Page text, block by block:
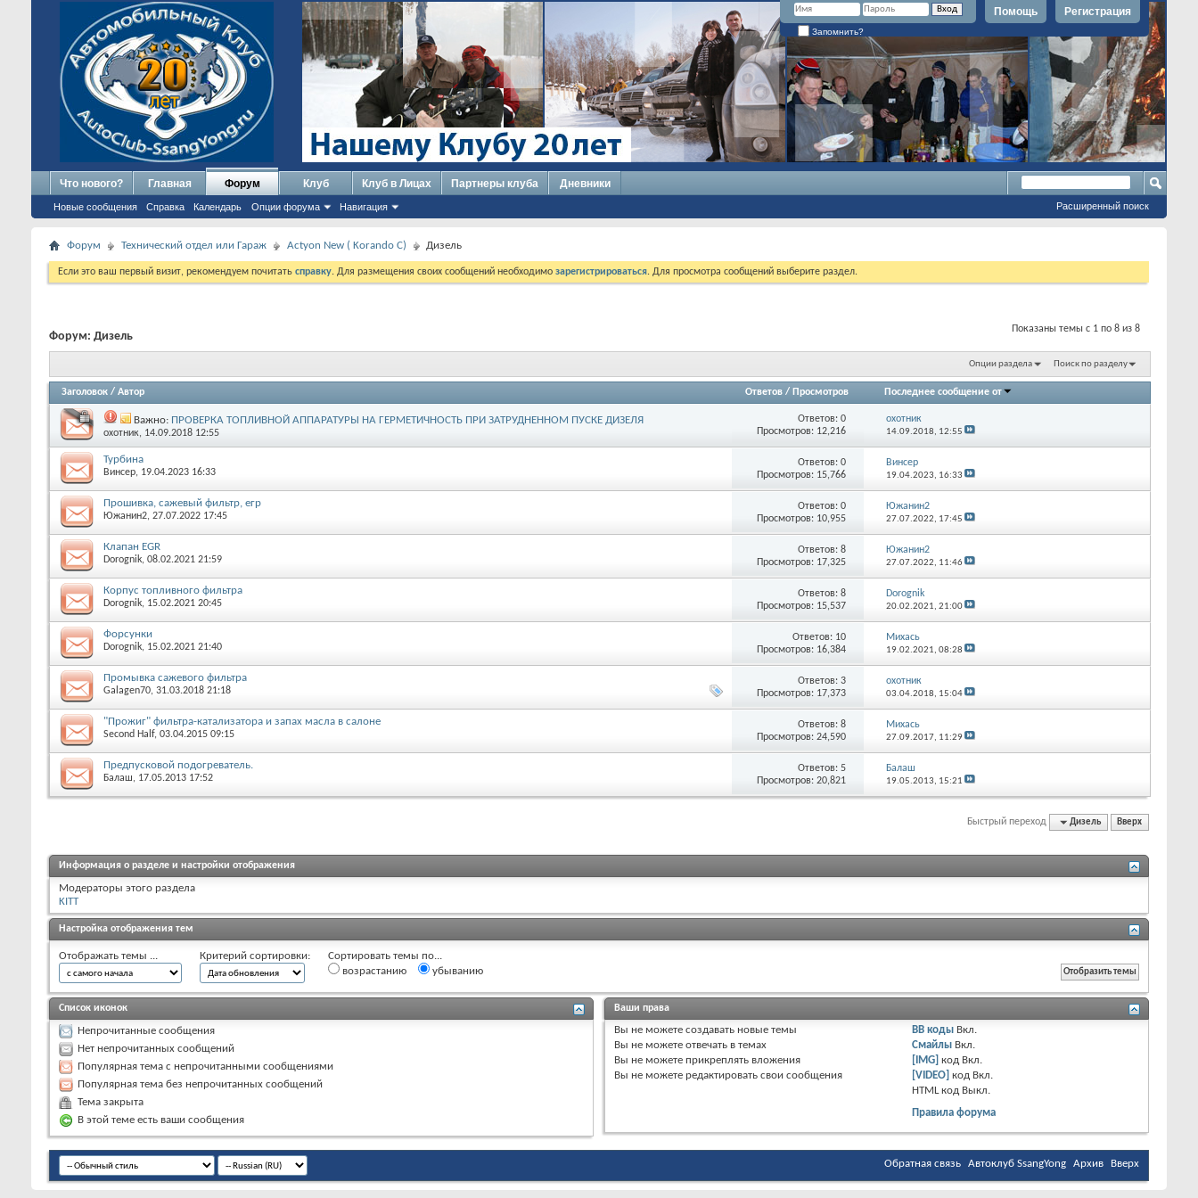
Регистрация
Помощь
Запомнить?
Что нового? Главная Форум
Новые сообщения Справка Календарь Опции форума Навигация
Клуб Клуб в Лицах Партнеры клуба Дневники
Расширенный поиск
Форум Технический отдел или Гараж Actyon New ( Korando C) Дизель
Если это ваш первый визит, рекомендуем почитать справку. Для размещения своих сообщений необходимо зарегистрироваться. Для просмотра сообщений выберите раздел.
Показаны темы с 1 по 8 из 8
Форум: Дизель
Опции раздела Поиск по разделу
Заголовок / Автор Ответов / Просмотров Последнее сообщение от
Важно: ПРОВЕРКА ТОПЛИВНОЙ АППАРАТУРЫ НА ГЕРМЕТИЧНОСТЬ ПРИ ЗАТРУДНЕННОМ ПУСКЕ ДИЗЕЛЯ
охотник, 14.09.2018 12:55
Ответов:0
Просмотров: 12,216
охотник
14.09.2018, 12:55
Турбина
Винсер, 19.04.2023 16:33
Ответов:0
Просмотров: 15,766
Винсер
19.04.2023, 16:33
Прошивка, сажевый фильтр, егр
Южанин2, 27.07.2022 17:45
Ответов:0
Просмотров: 10,955
Южанин2
27.07.2022, 17:45
Клапан EGR
Dorognik, 08.02.2021 21:59
Ответов:8
Просмотров: 17,325
Южанин2
27.07.2022, 11:46
Корпус топливного фильтра
Dorognik, 15.02.2021 20:45
Ответов:8
Просмотров: 15,537
Dorognik
20.02.2021, 21:00
Форсунки
Dorognik, 15.02.2021 21:40
Ответов: 10
Просмотров: 16,384
Михась
19.02.2021, 08:28
Промывка сажевого фильтра
Galagen70, 31.03.2018 21:18
Ответов:3
Просмотров: 17,373
охотник
03.04.2018, 15:04
"Прожиг" фильтра-катализатора и запах масла в салоне
Second Half, 03.04.2015 09:15
Ответов:8
Просмотров: 24,590
Михась
27.09.2017, 11:29
Предпусковой подогреватель.
Балаш, 17.05.2013 17:52
Ответов:5
Просмотров: 20,821
Балаш
19.05.2013, 15:21
Быстрый переход Дизель Вверх
Информация о разделе и настройки отображения
Модераторы этого раздела
KITT
Настройка отображения тем
Отображать темы ... Критерий сортировки:
Сортировать темы по...
возрастанию
убыванию
Список иконок
Непрочитанные сообщения
Нет непрочитанных сообщений
Популярная тема с непрочитанными сообщениями
Популярная тема без непрочитанных сообщений
Тема закрыта
В этой теме есть ваши сообщения
Ваши права
Вы не можете создавать новые темы
Вы не можете отвечать в темах
Вы не можете прикреплять вложения
Вы не можете редактировать свои сообщения
BB коды Вкл.
Смайлы Вкл.
[IMG] код Вкл.
[VIDEO] код Вкл.
HTML код Выкл.
Правила форума
Обратная связь Автоклуб SsangYong Архив Вверх